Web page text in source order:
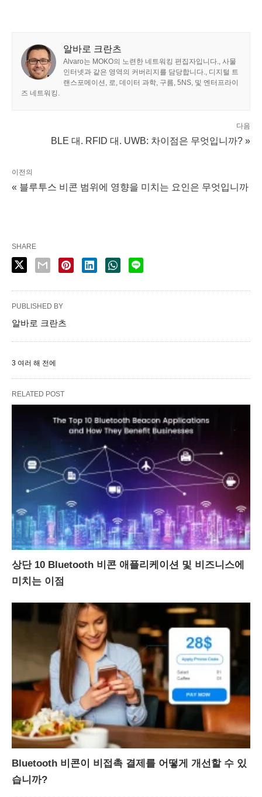
알바로 크란츠
Alvaro는 MOKO의 노련한 네트워킹 편집자입니다., 사물
인터넷과 같은 영역의 커버리지를 담당합니다., 디지털 트
랜스포메이션, 로, 데이터 과학, 구름, 5NS, 및 엔터프라이
즈 네트워킹.
다음
BLE 대. RFID 대. UWB: 차이점은 무엇입니까? »
이전의
« 블루투스 비콘 범위에 영향을 미치는 요인은 무엇입니까
SHARE
PUBLISHED BY
알바로 크란츠
3 여러 해 전에
RELATED POST
상단 10 Bluetooth 비콘 애플리케이션 및 비즈니스에
미치는 이점
Bluetooth 비콘이 비접촉 결제를 어떻게 개선할 수 있
습니까?